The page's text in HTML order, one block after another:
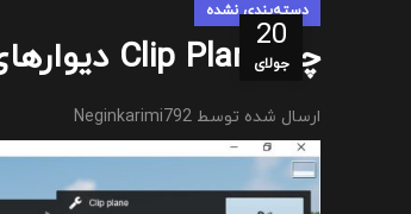
دسته‌بندی نشده
چرا Clip Plane دیوارهای بریده شده و سایر اجسام جامد را نمی پوشاند؟
ارسال شده توسط Neginkarimi792
20
جولای